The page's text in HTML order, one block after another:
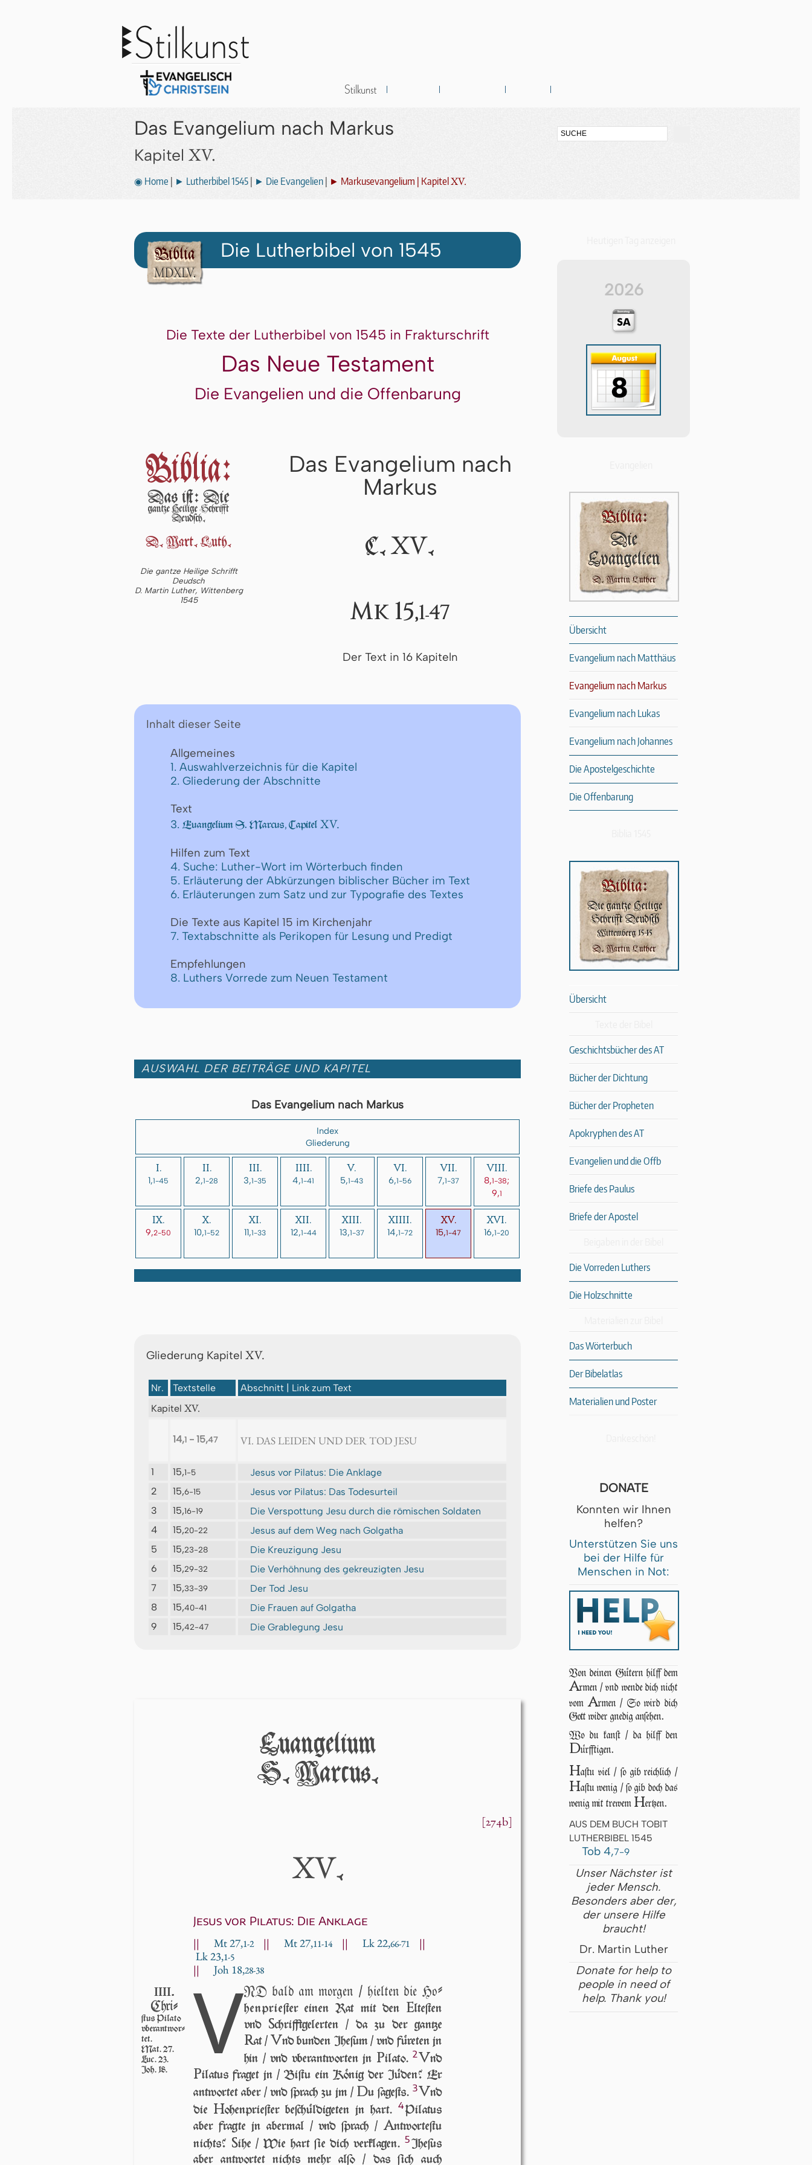
Das Evangelium nach Markus
Kapitel XV.
◉ Home ► Lutherbibel 1545 ► Die Evangelien ► Markusevangelium | Kapitel XV.
Die Lutherbibel von 1545
Die Texte der Lutherbibel von 1545 in Frakturschrift
Das Neue Testament
Die Evangelien und die Offenbarung
Die gantze Heilige Schrifft
Deudsch
D. Martin Luther, Wittenberg
1545
Das Evangelium nach
Markus
C. XV.
Mk 15,1-47
Der Text in 16 Kapiteln
Inhalt dieser Seite
Allgemeines
1. Auswahlverzeichnis für die Kapitel
2. Gliederung der Abschnitte
Text
3. Euangelium S. Marcus, Capitel XV.
Hilfen zum Text
4. Suche: Luther-Wort im Wörterbuch finden
5. Erläuterung der Abkürzungen biblischer Bücher im Text
6. Erläuterungen zum Satz und zur Typografie des Textes
Die Texte aus Kapitel 15 im Kirchenjahr
7. Textabschnitte als Perikopen für Lesung und Predigt
Empfehlungen
8. Luthers Vorrede zum Neuen Testament
AUSWAHL DER BEITRÄGE UND KAPITEL
Das Evangelium nach Markus
Index
Gliederung
I.
1,1-45
II.
2,1-28
III.
3,1-35
IIII.
4,1-41
V.
5,1-43
VI.
6,1-56
VII.
7,1-37
VIII.
8,1-38;
9,1
IX.
9,2-50
X.
10,1-52
XI.
11,1-33
XII.
12,1-44
XIII.
13,1-37
XIIII.
14,1-72
XV.
15,1-47
XVI.
16,1-20
Gliederung Kapitel XV.
Nr. Textstelle
Abschnitt | Link zum Text
Kapitel XV.
14,1 - 15,47 VI. DAS LEIDEN UND DER TOD JESU
1 15,1-5
Jesus vor Pilatus: Die Anklage
2
15,6-15
Jesus vor Pilatus: Das Todesurteil
3
15,16-19
Die Verspottung Jesu durch die römischen Soldaten
4
15,20-22
Jesus auf dem Weg nach Golgatha
5
15,23-28
Die Kreuzigung Jesu
6
15,29-32
Die Verhöhnung des gekreuzigten Jesu
7
15,33-39
Der Tod Jesu
8
15,40-41
Die Frauen auf Golgatha
9
15,42-47 Die Grablegung Jesu
Euangelium
S. Marcus.
[274b]
XV.
Jesus vor Pilatus: Die Anklage
|| Mt 27,1-2|| Mt 27,11-14|| Lk 22,66-71 ||
Lk 23,1-5
|| Joh 18,28-38
IIII.
Chri-
ſtus Pilato
vberant­wor­
tet.
Mat. 27.
Luc. 23.
Joh. 18.
VND bald am mor­gen / hiel­ten die Ho­
hen­prie­ſter ei­nen Rat mit den El­te­ſten
vnd Schrifft­ge­ler­ten / da zu der gan­tze
Rat / Vnd bun­den Jhe­ſum / vnd fü­re­ten jn
hin / vnd vber­ant­wor­ten jn Pi­la­to. 2 Vnd
Pi­la­tus fra­get jn / Biſtu ein König der Jü­den? Er
ant­wor­tet aber / vnd ſprach zu jm / Du ſa­geſts.3Vnd
die Ho­hen­prie­ſter beſchüldigeten jn hart. 4Pilatus
aber fragte jn abermal / vnd ſprach /Ant­wor­te­ſtu
nichts? Sihe / Wie hart ſie dich ver­kla­gen. 5Jhe­ſus
aber ant­wor­tet nichts mehr al­ſo / das ſich auch
2026
Übersicht
Evangelium nach Matthäus
Evangelium nach Markus
Evangelium nach Lukas
Evangelium nach Johannes
Die Apostelgeschichte
Die Offenbarung
Übersicht
Geschichtsbücher des AT
Bücher der Dichtung
Bücher der Propheten
Apokryphen des AT
Evangelien und die Offb
Briefe des Paulus
Briefe der Apostel
Die Vorreden Luthers
Die Holzschnitte
Das Wörterbuch
Der Bibelatlas
Materialien und Poster
DONATE
Konnten wir Ihnen
helfen?
Unterstützen Sie uns
bei der Hilfe für
Menschen in Not:
Von deinen Gütern hilff dem
Armen / vnd wende dich nicht
vomArmen / So wird dich
Gott wider gnedig anſehen.
Wo du kanſt / da hilff den
Dürfftigen.
Haſtu viel / ſo gib reichlich /
Haſtu wenig / ſo gib doch das
wenig mit trewem Hertzen.
AUS DEM BUCH TOBIT
LUTHERBIBEL 1545
Tob 4,7-9
Unser Nächster ist
jeder Mensch.
Besonders aber der,
der unsere Hilfe
braucht!
Dr. Martin Luther
Donate for help to
people in need of
help. Thank you!